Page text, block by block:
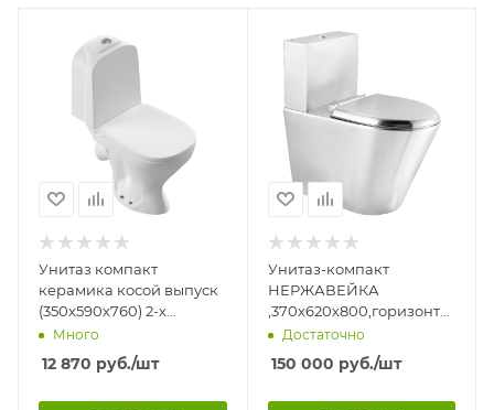
Унитаз компакт
керамика косой выпуск
(350х590х760) 2-х
режимная арматура,
сидение ПП Микролифт,
796
Много
12 870 руб./шт
Унитаз-компакт
НЕРЖАВЕЙКА
100,сидение
НЕРЖАВЕЙКА,подача
снизу, 795
Достаточно
150 000 руб./шт